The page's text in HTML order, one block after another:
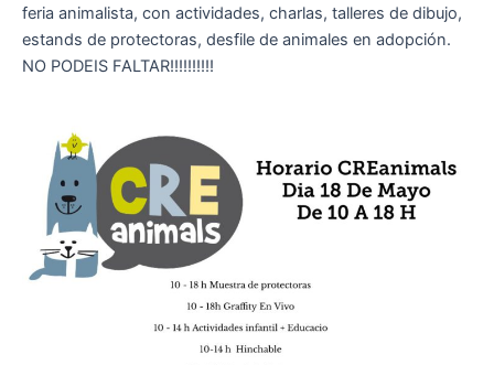
feria animalista, con actividades, charlas, talleres de dibujo,
estands de protectoras, desfile de animales en adopción.
NO PODEIS FALTAR!!!!!!!!!!